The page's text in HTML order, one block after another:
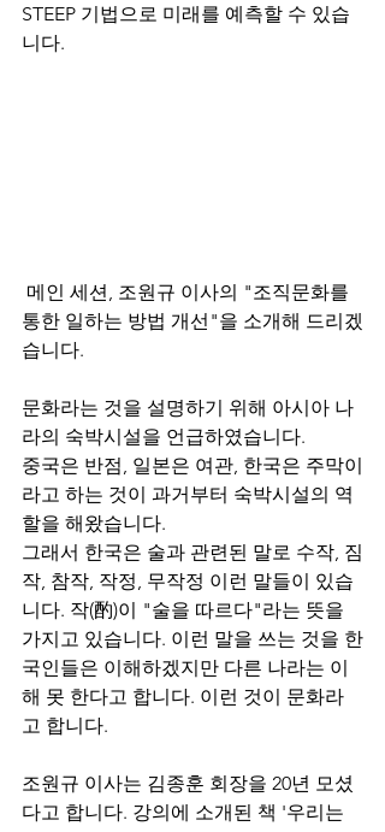
STEEP 기법으로 미래를 예측할 수 있습
니다.
통한 일하는 방법 개선"을 소개해 드리겠
습니다.
문화라는 것을 설명하기 위해 아시아 나
라의 숙박시설을 언급하였습니다.
중국은 반점, 일본은 여관, 한국은 주막이
라고 하는 것이 과거부터 숙박시설의 역
할을 해왔습니다.
그래서 한국은 술과 관련된 말로 수작, 짐
작, 참작, 작정, 무작정 이런 말들이 있습
니다. 작(酌)이 "술을 따르다"라는 뜻을
가지고 있습니다. 이런 말을 쓰는 것을 한
국인들은 이해하겠지만 다른 나라는 이
해 못 한다고 합니다. 이런 것이 문화라
고 합니다.
조원규 이사는 김종훈 회장을 20년 모셨
다고 합니다. 강의에 소개된 책 '우리는